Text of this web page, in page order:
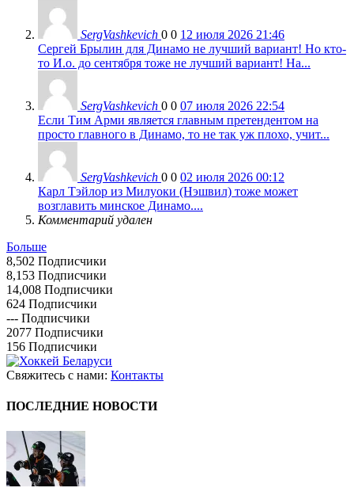
SergVashkevich 0 0 12 июля 2026 21:46
Сергей Брылин для Динамо не лучший вариант! Но кто-
то И.о. до сентября тоже не лучший вариант! На...
SergVashkevich 0 0 07 июля 2026 22:54
Если Тим Арми является главным претендентом на
просто главного в Динамо, то не так уж плохо, учит...
SergVashkevich 0 0 02 июля 2026 00:12
Карл Тэйлор из Милуоки (Нэшвил) тоже может
возглавить минское Динамо....
Комментарий удален
Больше
8,502 Подписчики
8,153 Подписчики
14,008 Подписчики
624 Подписчики
--- Подписчики
2077 Подписчики
156 Подписчики
Свяжитесь с нами: Контакты
ПОСЛЕДНИЕ НОВОСТИ